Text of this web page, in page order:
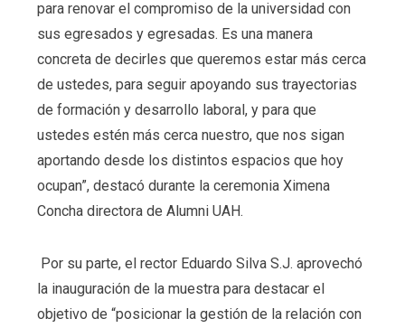
para renovar el compromiso de la universidad con
sus egresados y egresadas. Es una manera
concreta de decirles que queremos estar más cerca
de ustedes, para seguir apoyando sus trayectorias
de formación y desarrollo laboral, y para que
ustedes estén más cerca nuestro, que nos sigan
aportando desde los distintos espacios que hoy
ocupan”, destacó durante la ceremonia Ximena
Concha directora de Alumni UAH.
Por su parte, el rector Eduardo Silva S.J. aprovechó
la inauguración de la muestra para destacar el
objetivo de “posicionar la gestión de la relación con